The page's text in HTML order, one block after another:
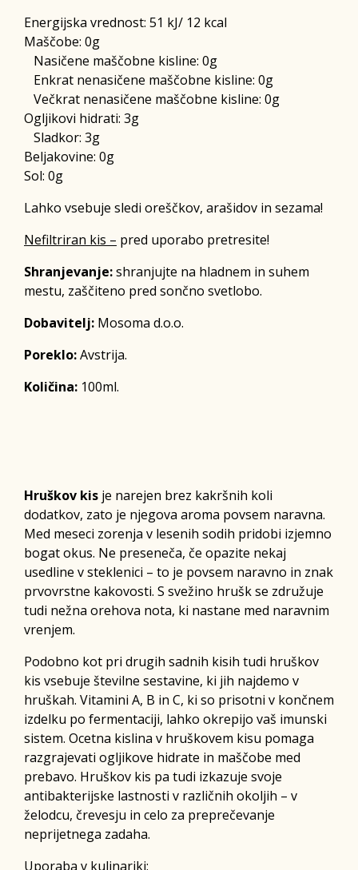
Energijska vrednost: 51 kJ/ 12 kcal
Maščobe: 0g
Nasičene maščobne kisline: 0g
Enkrat nenasičene maščobne kisline: 0g
Večkrat nenasičene maščobne kisline: 0g
Ogljikovi hidrati: 3g
Sladkor: 3g
Beljakovine: 0g
Sol: 0g
Lahko vsebuje sledi oreščkov, arašidov in sezama!
Nefiltriran kis – pred uporabo pretresite!
Shranjevanje:shranjujte na hladnem in suhem
mestu, zaščiteno pred sončno svetlobo.
Dobavitelj: Mosoma d.o.o.
Poreklo:Avstrija.
Količina: 100ml.
Hruškov kis je narejen brez kakršnih koli
dodatkov, zato je njegova aroma povsem naravna.
Med meseci zorenja v lesenih sodih pridobi izjemno
bogat okus. Ne preseneča, če opazite nekaj
usedline v steklenici – to je povsem naravno in znak
prvovrstne kakovosti. S svežino hrušk se združuje
tudi nežna orehova nota, ki nastane med naravnim
vrenjem.
Podobno kot pri drugih sadnih kisih tudi hruškov
kis vsebuje številne sestavine, ki jih najdemo v
hruškah. Vitamini A, B in C, ki so prisotni v končnem
izdelku po fermentaciji, lahko okrepijo vaš imunski
sistem. Ocetna kislina v hruškovem kisu pomaga
razgrajevati ogljikove hidrate in maščobe med
prebavo. Hruškov kis pa tudi izkazuje svoje
antibakterijske lastnosti v različnih okoljih – v
želodcu, črevesju in celo za preprečevanje
neprijetnega zadaha.
Uporaba v kulinariki: